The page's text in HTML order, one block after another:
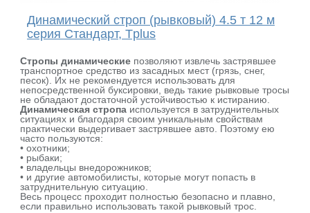
Динамический строп (рывковый) 4.5 т 12 м
серия Стандарт, Tplus
Стропы динамические позволяют извлечь застрявшее
транспортное средство из засадных мест (грязь, снег,
песок). Их не рекомендуется использовать для
непосредственной буксировки, ведь такие рывковые тросы
не обладают достаточной устойчивостью к истиранию.
Динамическая стропа используется в затруднительных
ситуациях и благодаря своим уникальным свойствам
практически выдергивает застрявшее авто. Поэтому ею
часто пользуются:
• охотники;
• рыбаки;
• владельцы внедорожников;
• и другие автомобилисты, которые могут попасть в
затруднительную ситуацию.
Весь процесс проходит полностью безопасно и плавно,
если правильно использовать такой рывковый трос.